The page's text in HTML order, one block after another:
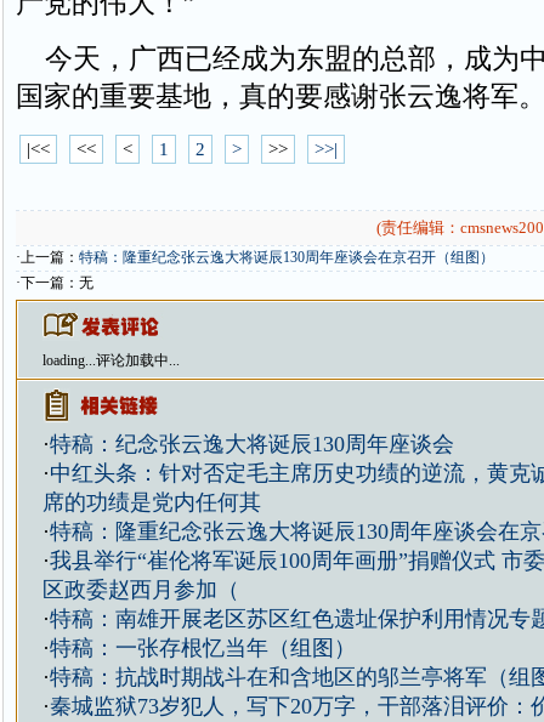
今天，广西已经成为东盟的总部，成为
国家的重要基地，真的要感谢张云逸将军
|<< << < 1 2 > >> >>|
(责任编辑：
·上一篇： 特稿：隆重纪念张云逸大将诞辰130周年座谈会在京召开（组图）
·下一篇：无
loading...评论加载中...
·特稿：纪念张云逸大将诞辰130周年座谈会
·中红头条：针对否定毛主席历史功绩的逆流，黄克
席的功绩是党内任何其
·特稿：隆重纪念张云逸大将诞辰130周年座谈会在
·我县举行“崔伦将军诞辰100周年画册”捐赠仪式 市
区政委赵西月参加（
·特稿：南雄开展老区苏区红色遗址保护利用情况专
·特稿：一张存根忆当年（组图）
·特稿：抗战时期战斗在和含地区的邬兰亭将军（组
·秦城监狱73岁犯人，写下20万字，干部落泪评价：